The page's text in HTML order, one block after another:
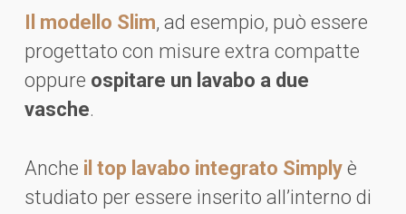
Il modello Slim, ad esempio, può essere
progettato con misure extra compatte
oppure ospitare un lavabo a due
vasche.
Anche il top lavabo integrato Simplyè
studiato per essere inserito all’interno di